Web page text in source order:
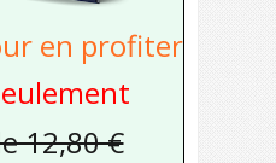
en profiter
12,80 €